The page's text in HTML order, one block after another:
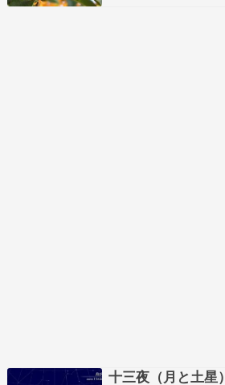
十三夜（月と土星）